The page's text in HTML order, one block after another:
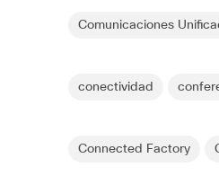
Comunicaciones
conectividad
Connected Factory